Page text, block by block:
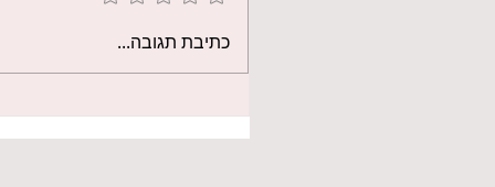
קציצות קיפודים מדהימות
כתיבת תגובה...